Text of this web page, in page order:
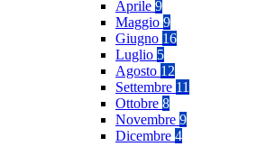
Aprile 9
Maggio 9
Giugno 16
Luglio 5
Agosto 12
Settembre 11
Ottobre 8
Novembre 9
Dicembre 4